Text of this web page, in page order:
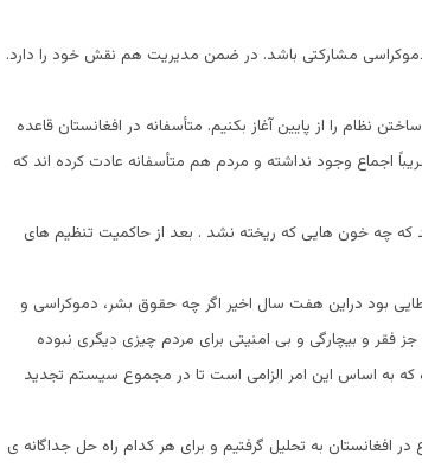
دموکراسی مشارکتی باشد. در ضمن مدیریت هم نقش خود را دارد.
نظام را از پایین آغاز بکنیم. متأسفانه در افغانستان قاعده
اجماع وجود نداشته و مردم هم متأسفانه عادت کرده اند که
چه خون هایی که ریخته نشد . بعد از حاکمیت تنظیم های
بود دراین هفت سال اخیر اگر چه حقوق بشر، دموکراسی و
فقر و بیچارگی و بی امنیتی برای مردم چیزی دیگری نبوده
به اساس این امر الزامی است تا در مجموع سیستم تجدید
افغانستان به تحلیل گرفتیم و برای هر کدام راه حل جداگانه ی